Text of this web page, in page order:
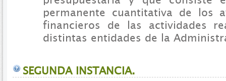
permanente cuantitativa de los
financieros de las actividades
distintas entidades de la
SEGUNDA INSTANCIA.